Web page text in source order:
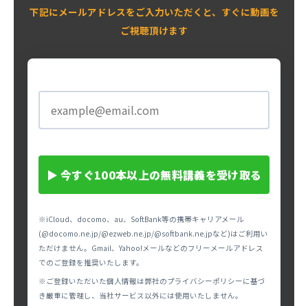
下記にメールアドレスをご入力いただくと、すぐに動画を
ご視聴頂けます
▶ 今すぐ100本以上の無料講義を受け取る
※iCloud、docomo、au、SoftBank等の携帯キャリアメール
(@docomo.ne.jp/@ezweb.ne.jp/@softbank.ne.jpなど)はご利用い
ただけません。Gmail、Yahoo!メールなどのフリーメールアドレス
でのご登録を推奨いたします。
※ご登録いただいた個人情報は弊社のプライバシーポリシーに基づ
き厳重に管理し、当社サービス以外には使用いたしません。